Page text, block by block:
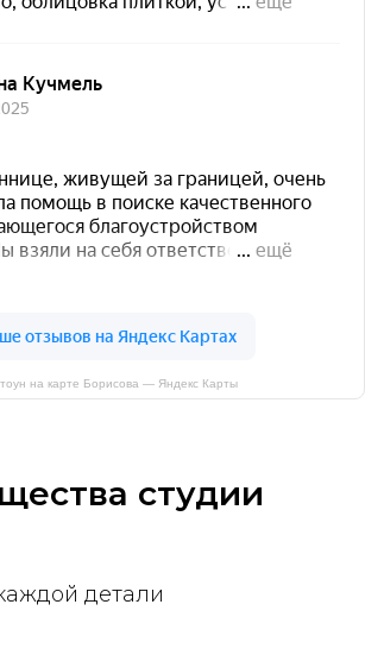
на карте Борисова — Яндекс Карты
студии
детали